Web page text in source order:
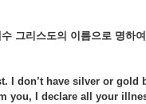
그리스도의 이름으로 명하
I don’t have silver or
you, I declare all your